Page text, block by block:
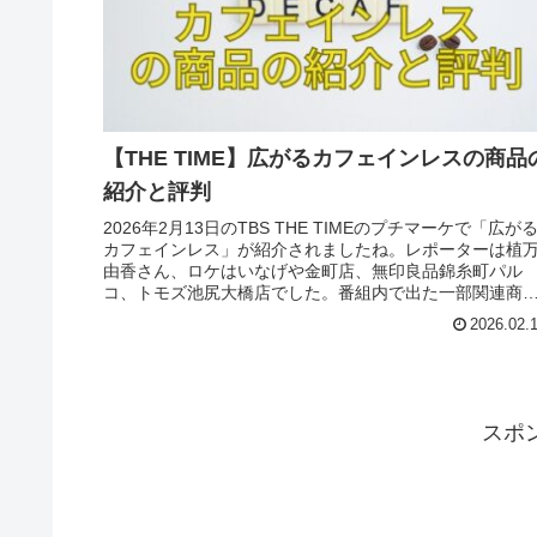
【THE TIME】広がるカフェインレスの商品
紹介と評判
2026年2月13日のTBS THE TIMEのプチマーケで「広がる
カフェインレス」が紹介されましたね。レポーターは植
由香さん、ロケはいなげや金町店、無印良品錦糸町パル
コ、トモズ池尻大橋店でした。番組内で出た一部関連商品
スポ